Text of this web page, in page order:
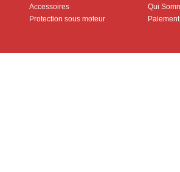
Accessoires
Protection sous moteur
Qui